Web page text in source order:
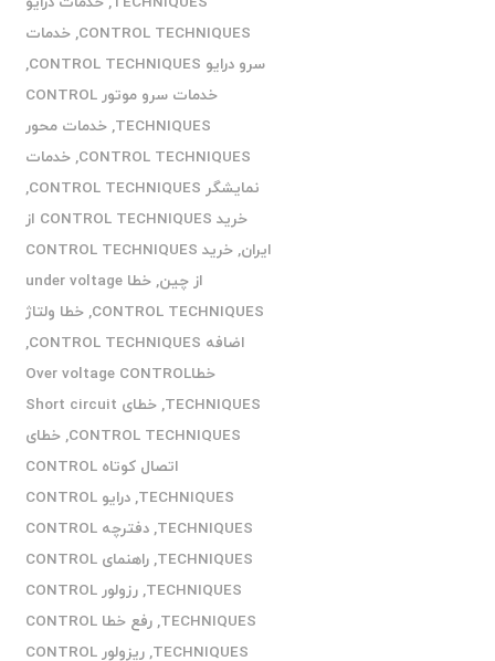
CONTROL TECHNIQUES
,خدمات
سرو درایو CONTROL TECHNIQUES
,
خدمات سرو موتور CONTROL
TECHNIQUES
,خدمات محور
CONTROL TECHNIQUES
,خدمات
نمایشگر CONTROL TECHNIQUES
,
خرید CONTROL TECHNIQUES از
ایران,
خرید CONTROL TECHNIQUES
از چین,
خطا under voltage
CONTROL TECHNIQUES
,خطا ولتاژ
اضافه CONTROL TECHNIQUES
,
خطاOver voltage CONTROL
TECHNIQUES
,
خطای Short circuit
CONTROL TECHNIQUES
,خطای
اتصال کوتاه CONTROL
TECHNIQUES
,
درایو CONTROL
TECHNIQUES
,
دفترچه CONTROL
TECHNIQUES
,
راهنمای CONTROL
TECHNIQUES
,
رزولور CONTROL
TECHNIQUES
,
رفع خطا CONTROL
TECHNIQUES
,
ریزولور CONTROL